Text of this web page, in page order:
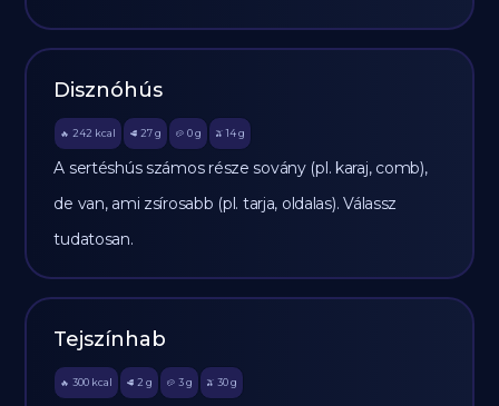
Disznóhús
🔥 242 kcal 🥩 27 g 🥔 0g 🫒 14 g
A sertéshús számos része sovány (pl. karaj, comb),
de van, ami zsírosabb (pl. tarja, oldalas). Válassz
tudatosan.
Tejszínhab
🔥 300 kcal 🥩 2 g 🥔 3g 🫒 30 g